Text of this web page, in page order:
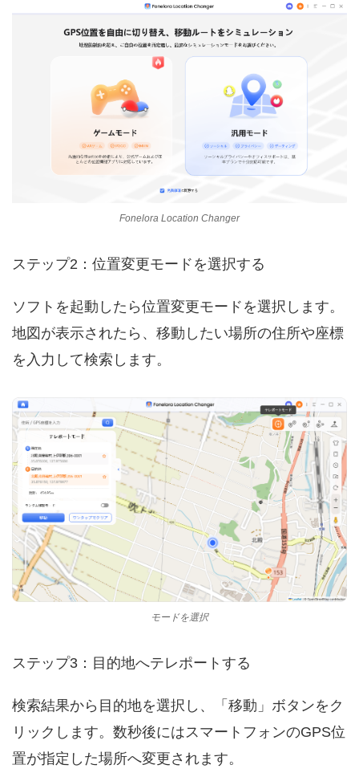
Fonelora Location Changer
ステップ2：位置変更モードを選択する
ソフトを起動したら位置変更モードを選択します。
地図が表示されたら、移動したい場所の住所や座標
を入力して検索します。
モードを選択
ステップ3：目的地へテレポートする
検索結果から目的地を選択し、「移動」ボタンをク
リックします。数秒後にはスマートフォンのGPS位
置が指定した場所へ変更されます。